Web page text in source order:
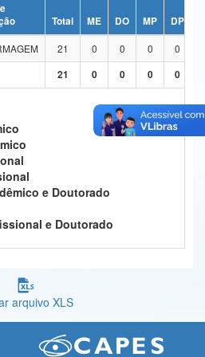
e Comunicações
Direitos Humanos
Total ME DO MP DP
21 0 0 0
0
21 0 0 0 0
e Doutorado
e Doutorado
arquivo XLS